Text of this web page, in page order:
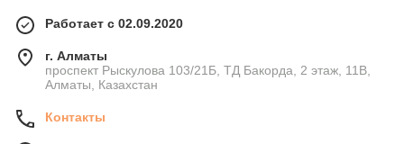
Работает с 02.09.2020
г. Алматы
проспект Рыскулова 103/21Б, ТД Бакорда, 2 этаж, 11В,
Алматы, Казахстан
Контакты